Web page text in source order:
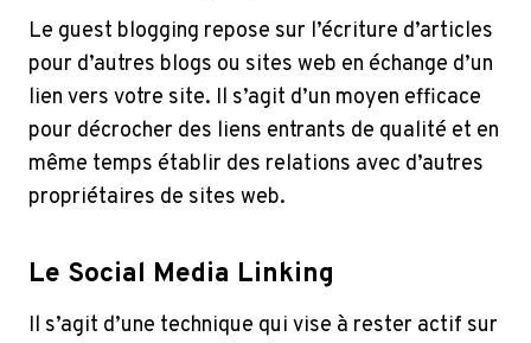
Le guest blogging repose sur l’écriture d’articles
pour d’autres blogs ou sites web en échange d’un
lien vers votre site. Il s’agit d’un moyen efficace
pour décrocher des liens entrants de qualité et en
même temps établir des relations avec d’autres
propriétaires de sites web.
Le Social Media Linking
Il s’agit d’une technique qui vise à rester actif sur